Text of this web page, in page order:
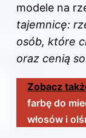
modele na
tajemnicę:
osób, które
oraz cenią
Zobacz
farbę do
włosów i